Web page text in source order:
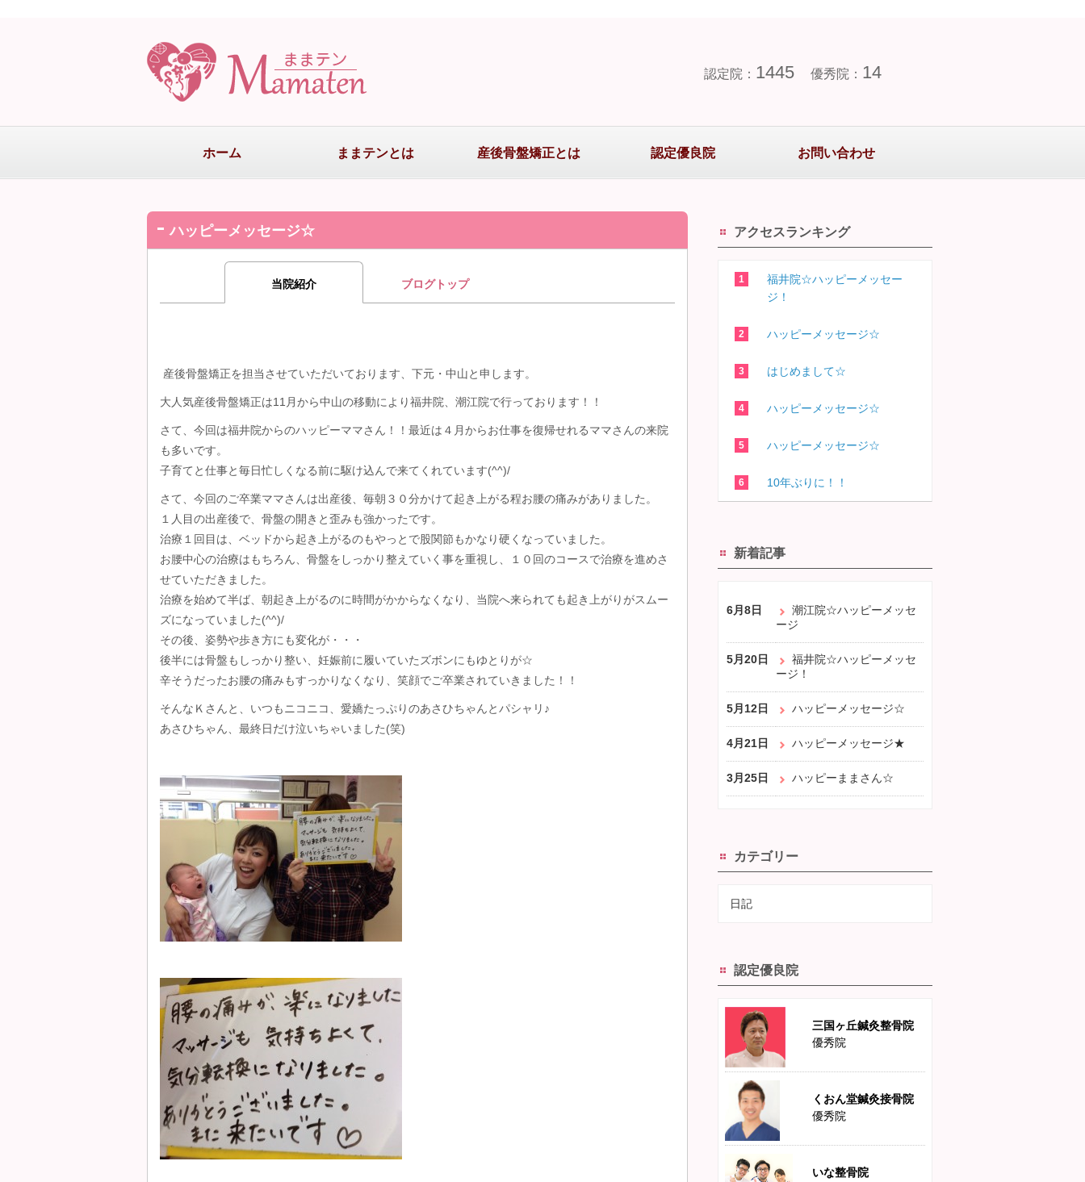
認定院： 1445 優秀院： 14
ホーム ままテンとは 産後骨盤矯正とは 認定優良院 お問い合わせ
ハッピーメッセージ☆
当院紹介 ブログトップ
産後骨盤矯正を担当させていただいております、下元・中山と申します。
大人気産後骨盤矯正は11月から中山の移動により福井院、潮江院で行っております！！
さて、今回は福井院からのハッピーママさん！！最近は４月からお仕事を復帰せれるママさんの来院
も多いです。
子育てと仕事と毎日忙しくなる前に駆け込んで来てくれています(^^)/
さて、今回のご卒業ママさんは出産後、毎朝３０分かけて起き上がる程お腰の痛みがありました。
１人目の出産後で、骨盤の開きと歪みも強かったです。
治療１回目は、ベッドから起き上がるのもやっとで股関節もかなり硬くなっていました。
お腰中心の治療はもちろん、骨盤をしっかり整えていく事を重視し、１０回のコースで治療を進めさ
せていただきました。
治療を始めて半ば、朝起き上がるのに時間がかからなくなり、当院へ来られても起き上がりがスムー
ズになっていました(^^)/
その後、姿勢や歩き方にも変化が・・・
後半には骨盤もしっかり整い、妊娠前に履いていたズボンにもゆとりが☆
辛そうだったお腰の痛みもすっかりなくなり、笑顔でご卒業されていきました！！
そんなＫさんと、いつもニコニコ、愛嬌たっぷりのあさひちゃんとパシャリ♪
あさひちゃん、最終日だけ泣いちゃいました(笑)
アクセスランキング
福井院☆ハッピーメッセー
ジ！
ハッピーメッセージ☆
はじめまして☆
ハッピーメッセージ☆
ハッピーメッセージ☆
10年ぶりに！！
新着記事
6月8日
潮江院☆ハッピーメッセ
ージ
5月20日
福井院☆ハッピーメッセ
ージ！
5月12日 ハッピーメッセージ☆
4月21日 ハッピーメッセージ★
3月25日 ハッピーままさん☆
カテゴリー
日記
認定優良院
三国ヶ丘鍼灸整骨院
優秀院
くおん堂鍼灸接骨院
優秀院
いな整骨院